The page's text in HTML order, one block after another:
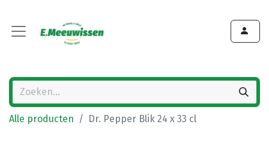
Alle producten Dr. Pepper Blik 24 x 33 cl